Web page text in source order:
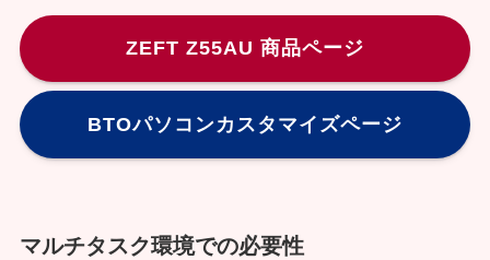
ZEFT Z55AU 商品ページ
BTOパソコンカスタマイズページ
マルチタスク環境での必要性